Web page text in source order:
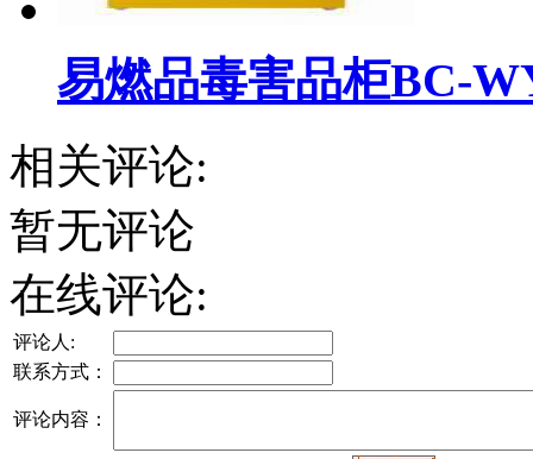
易燃品毒害品柜BC-
相关评论:
暂无评论
在线评论:
评论人:
联系方式：
评论内容：